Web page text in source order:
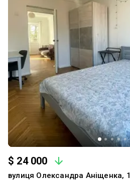
$ 24 000
вулиця Олександра Аніщенка, 1